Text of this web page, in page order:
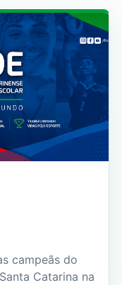
campeãs do
Catarina na